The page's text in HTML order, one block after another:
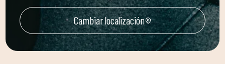
Cambiar localización